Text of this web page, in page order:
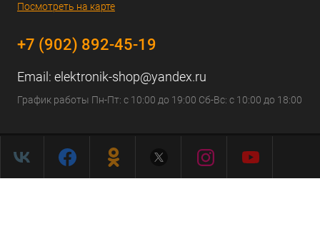
Посмотреть на карте
+7 (902) 892-45-19
Email: elektronik-shop@yandex.ru
График работы Пн-Пт: с 10:00 до 19:00 Сб-Вс: с 10:00 до 18:00